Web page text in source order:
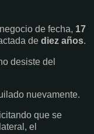
de fecha, 17
de diez años.
desiste del
nuevamente.
que se
el